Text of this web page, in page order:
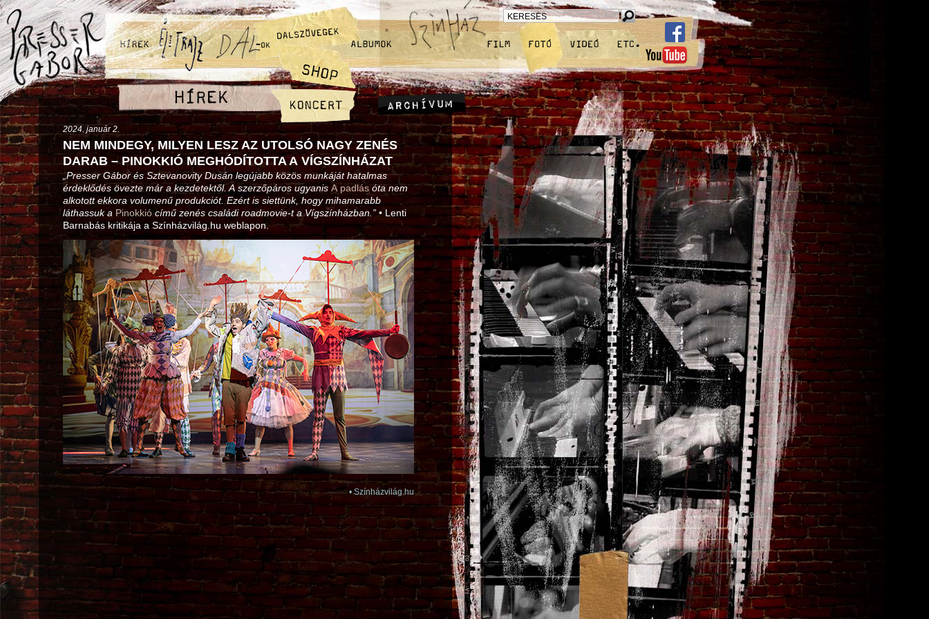
2024. január 2.
NEM MINDEGY, MILYEN LESZ AZ UTOLSÓ NAGY ZENÉS
DARAB – PINOKKIÓ MEGHÓDÍTOTTA A VÍGSZÍNHÁZAT
„Presser Gábor és Sztevanovity Dusán legújabb közös munkáját hatalmas
érdeklődés övezte már a kezdetektől. A szerzőpáros ugyanis A padlásóta nem
alkotott ekkora volumenű produkciót. Ezért is siettünk, hogy mihamarabb
láthassuk a Pinokkió című zenés családi roadmovie-t a Vígszínházban.” • Lenti
Barnabás kritikája a Színházvilág.hu weblapon.
•Színházvilág.hu